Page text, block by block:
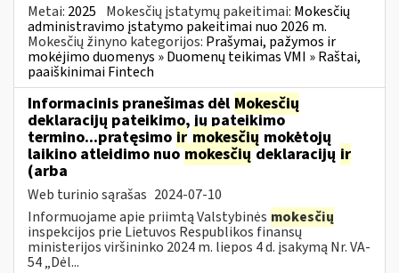
Metai: 2025 Mokesčių įstatymų pakeitimai: Mokesčių
administravimo įstatymo pakeitimai nuo 2026 m.
Mokesčių žinyno kategorijos: Prašymai, pažymos ir
mokėjimo duomenys » Duomenų teikimas VMI » Raštai,
paaiškinimai Fintech
Informacinis pranešimas dėl Mokesčių
deklaracijų pateikimo, jų pateikimo
termino...pratęsimo ir mokesčių mokėtojų
laikino atleidimo nuomokesčiųdeklaracijų ir
(arba
Web turinio sąrašas 2024-07-10
Informuojame apie priimtą Valstybinės mokesčių
inspekcijos prie Lietuvos Respublikos finansų
ministerijos viršininko 2024 m. liepos 4 d. įsakymą Nr. VA-
54 „Dėl...